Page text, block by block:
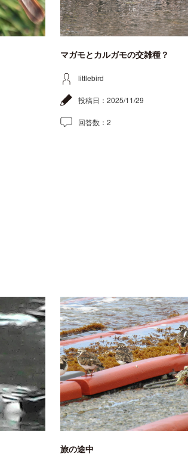
マガモとカルガモの交雑種？
littlebird
投稿日： 2025/11/29
回答数： 2
旅の途中